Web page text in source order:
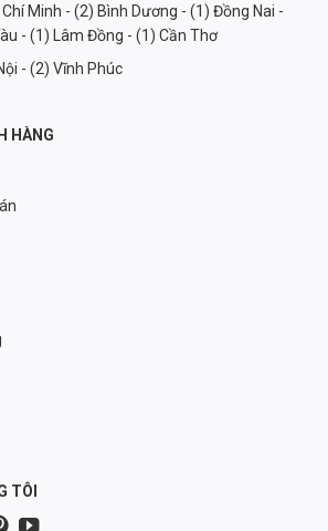
Minh - (2) Bình Dương - (1) Đồng Nai -
- (1) Lâm Đồng - (1) Cần Thơ
- (2) Vĩnh Phúc
HÀNG
TÔI